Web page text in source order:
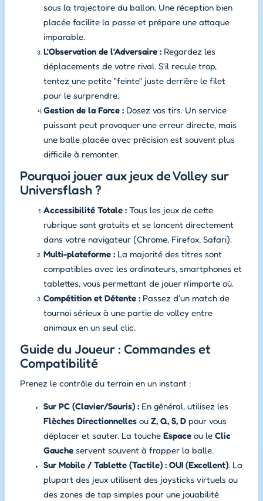
sous la trajectoire du ballon. Une réception bien
placée facilite la passe et prépare une attaque
imparable.
L'Observation de l'Adversaire : Regardez les
déplacements de votre rival. S'il recule trop,
tentez une petite "feinte" juste derrière le filet
pour le surprendre.
Gestion de la Force : Dosez vos tirs. Un service
puissant peut provoquer une erreur directe, mais
une balle placée avec précision est souvent plus
difficile à remonter.
Pourquoi jouer aux jeux de Volley sur
Universflash ?
Accessibilité Totale : Tous les jeux de cette
rubrique sont gratuits et se lancent directement
dans votre navigateur (Chrome, Firefox, Safari).
Multi-plateforme : La majorité des titres sont
compatibles avec les ordinateurs, smartphones et
tablettes, vous permettant de jouer n'importe où.
Compétition et Détente : Passez d'un match de
tournoi sérieux à une partie de volley entre
animaux en un seul clic.
Guide du Joueur : Commandes et
Compatibilité
Prenez le contrôle du terrain en un instant :
Sur PC (Clavier/Souris) : En général, utilisez les
Flèches Directionnelles ou Z, Q, S, D pour vous
déplacer et sauter. La touche Espace ou le Clic
Gauche servent souvent à frapper la balle.
Sur Mobile / Tablette (Tactile) : OUI (Excellent). La
plupart des jeux utilisent des joysticks virtuels ou
des zones de tap simples pour une jouabilité